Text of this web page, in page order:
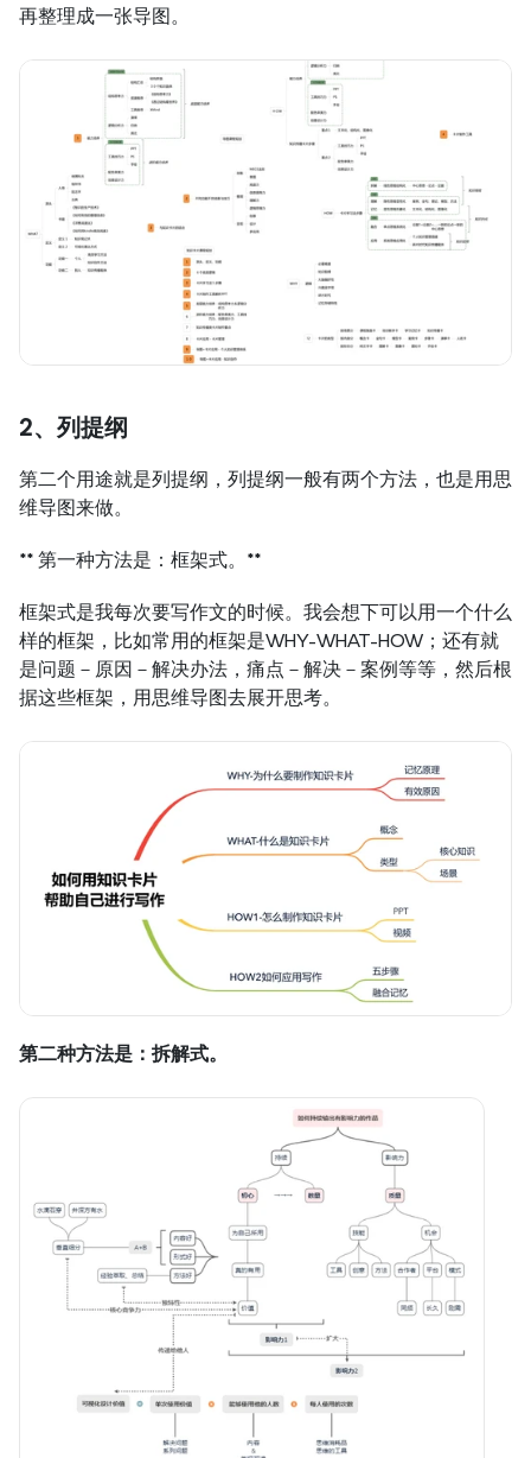
再整理成一张导图。
2、列提纲
第二个用途就是列提纲，列提纲一般有两个方法，也是用思
维导图来做。
** 第一种方法是：框架式。**
框架式是我每次要写作文的时候。我会想下可以用一个什么
样的框架，比如常用的框架是WHY-WHAT-HOW；还有就
是问题－原因－解决办法，痛点－解决－案例等等，然后根
据这些框架，用思维导图去展开思考。
第二种方法是：拆解式。